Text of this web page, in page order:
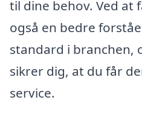
til dine behov. Ved at
også en bedre
standard i branchen,
sikrer dig, at du får
service.